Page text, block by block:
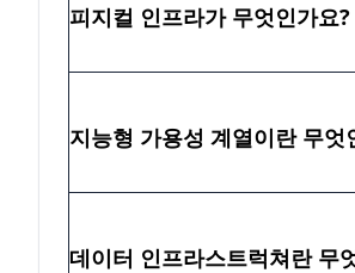
피지컬 인프라가 무엇인가요?
지능형 가용성 계열이란 무엇
데이터 인프라스트럭쳐란 무